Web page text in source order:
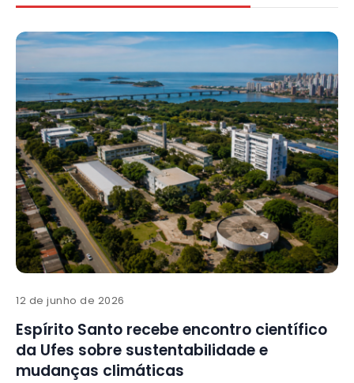
12 de junho de 2026
Espírito Santo recebe encontro científico
da Ufes sobre sustentabilidade e
mudanças climáticas